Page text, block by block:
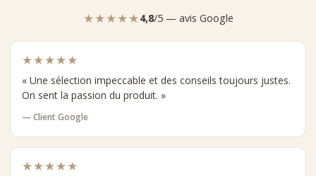
★★★★★4,8/5 — avis Google
★★★★★
« Une sélection impeccable et des conseils toujours justes.
On sent la passion du produit. »
— Client Google
★★★★★